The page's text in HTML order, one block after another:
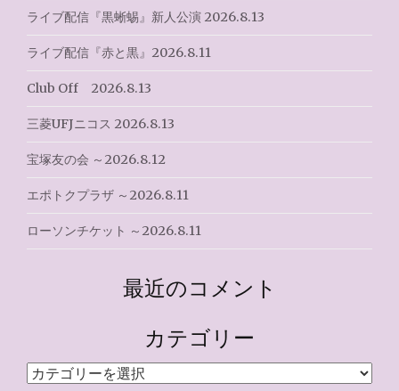
ライブ配信『黒蜥蜴』新人公演 2026.8.13
ライブ配信『赤と黒』2026.8.11
Club Off 2026.8.13
三菱UFJニコス 2026.8.13
宝塚友の会 ～2026.8.12
エポトクプラザ ～2026.8.11
ローソンチケット ～2026.8.11
最近のコメント
カテゴリー
カ